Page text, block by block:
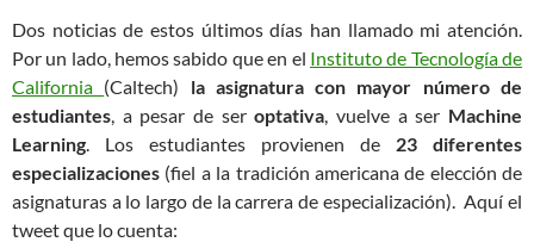
Dos noticias de estos últimos días han llamado mi atención.
Por un lado, hemos sabido que en el Instituto de Tecnología de
California (Caltech) la asignatura con mayor número de
estudiantes , a pesar de seroptativa , vuelve a ser Machine
Learning . Los estudiantes provienen de 23 diferentes
especializaciones (fiel a la tradición americana de elección de
asignaturas a lo largo de la carrera de especialización). Aquí el
tweet que lo cuenta: